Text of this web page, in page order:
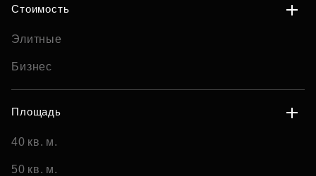
Стоимость
Элитные
Бизнес
Площадь
40 кв. м.
50 кв. м.